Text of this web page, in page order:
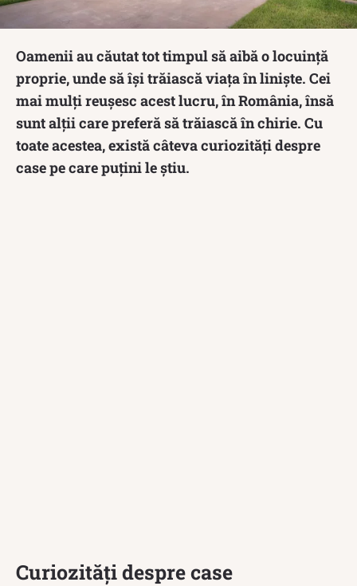
Oamenii au căutat tot timpul să aibă o locuință
proprie, unde să își trăiască viața în liniște. Cei
mai mulți reușesc acest lucru, în România, însă
sunt alții care preferă să trăiască în chirie. Cu
toate acestea, există câteva curiozități despre
case pe care puțini le știu.
Curiozități despre case